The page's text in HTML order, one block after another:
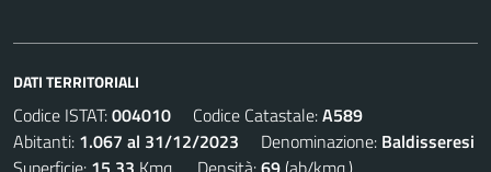
DATI TERRITORIALI
Codice ISTAT:004010 Codice Catastale:A589
Abitanti: 1.067 al 31/12/2023 Denominazione: Baldisseresi